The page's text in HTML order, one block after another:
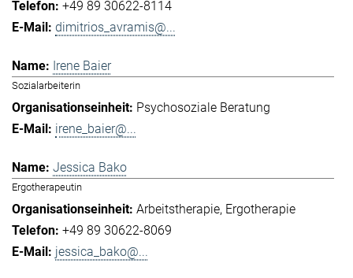
+49 89 30622-8114
dimitrios_avramis@...
Irene Baier
Sozialarbeiterin
Psychosoziale Beratung
irene_baier@...
Jessica Bako
Ergotherapeutin
Arbeitstherapie Ergotherapie
+49 89 30622-8069
jessica_bako@...